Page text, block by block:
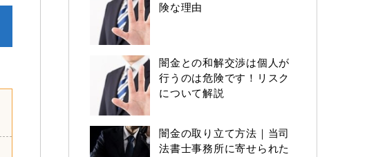
険な理由
闇金との和解交渉は個人が
行うのは危険です！リスク
について解説
闇金の取り立て方法｜当司
法書士事務所に寄せられた